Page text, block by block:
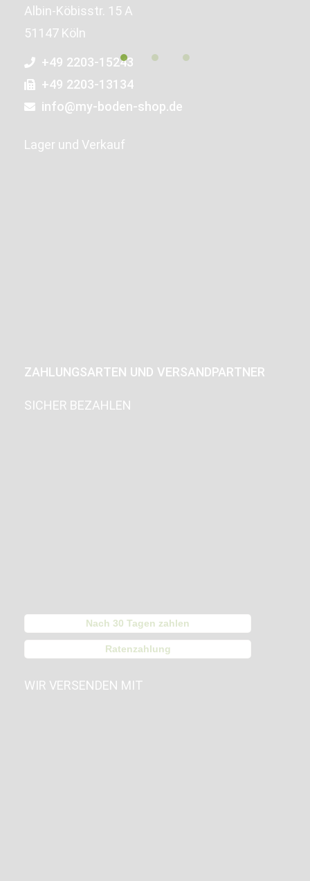
Albin-Köbisstr. 15 A
51147 Köln
+49 2203-15243
+49 2203-13134
info@my-boden-shop.de
Lager und Verkauf
ZAHLUNGSARTEN UND VERSANDPARTNER
SICHER BEZAHLEN
Nach 30 Tagen zahlen
Ratenzahlung
WIR VERSENDEN MIT